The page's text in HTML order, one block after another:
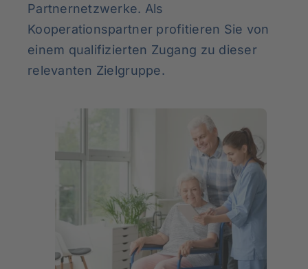
Partnernetzwerke. Als
Kooperationspartner profitieren Sie von
einem qualifizierten Zugang zu dieser
relevanten Zielgruppe.